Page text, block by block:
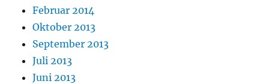
Februar 2014
Oktober 2013
September 2013
Juli 2013
Juni 2013